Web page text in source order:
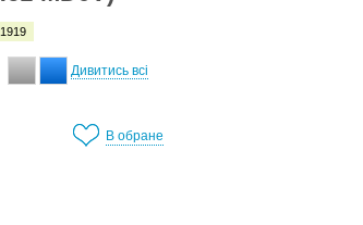
Дивитись всі
В обране